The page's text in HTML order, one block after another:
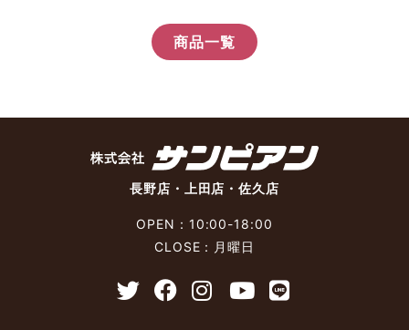
商品一覧
長野店・上田店・佐久店
OPEN：10:00-18:00
CLOSE：月曜日